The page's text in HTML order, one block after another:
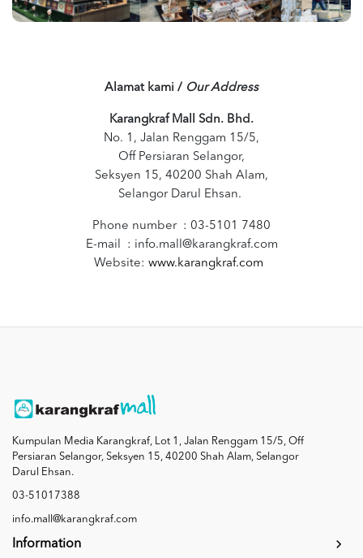
Alamat kami / Our Address
Karangkraf Mall Sdn. Bhd.
No. 1, Jalan Renggam 15/5,
Off Persiaran Selangor,
Seksyen 15, 40200 Shah Alam,
Selangor Darul Ehsan.
Phone number : 03-5101 7480
E-mail : info.mall@karangkraf.com
Website: www.karangkraf.com
Kumpulan Media Karangkraf, Lot 1, Jalan Renggam 15/5, Off
Persiaran Selangor, Seksyen 15, 40200 Shah Alam, Selangor
Darul Ehsan.
03-51017388
info.mall@karangkraf.com
Information